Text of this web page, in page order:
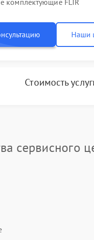
Наши
Стоимость
сервисного